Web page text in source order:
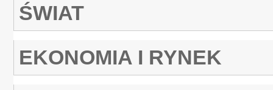
ŚWIAT
EKONOMIA I RYNEK